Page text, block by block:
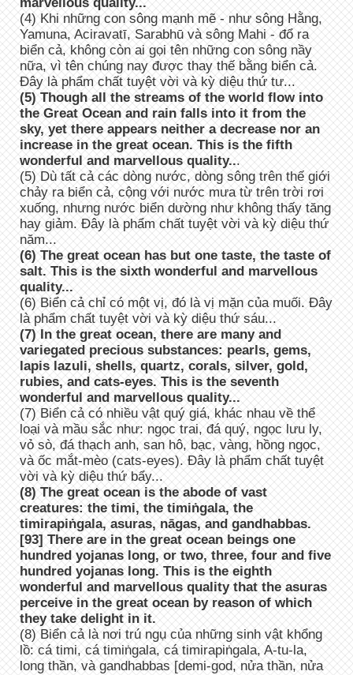
(4) Khi những con sông mạnh mẽ - như sông Hằng,
Yamuna, Aciravatī, Sarabhū và sông Mahi - đổ ra
biển cả, không còn ai gọi tên những con sông nầy
nữa, vì tên chúng nay được thay thế bằng biển cả.
Đây là phẩm chất tuyệt vời và kỳ diệu thứ tư...
(5) Though all the streams of the world flow into
the Great Ocean and rain falls into it from the
sky, yet there appears neither a decrease nor an
increase in the great ocean. This is the fifth
wonderful and marvellous quality...
(5) Dù tất cả các dòng nước, dòng sông trên thế giới
chảy ra biển cả, cộng với nước mưa từ trên trời rơi
xuống, nhưng nước biển dường như không thấy tăng
hay giảm. Đây là phẩm chất tuyệt vời và kỳ diệu thứ
năm...
(6) The great ocean has but one taste, the taste of
salt. This is the sixth wonderful and marvellous
quality...
(6) Biển cả chỉ có một vị, đó là vị mặn của muối. Đây
là phẩm chất tuyệt vời và kỳ diệu thứ sáu...
(7) In the great ocean, there are many and
variegated precious substances: pearls, gems,
lapis lazuli, shells, quartz, corals, silver, gold,
rubies, and cats-eyes. This is the seventh
wonderful and marvellous quality...
(7) Biển cả có nhiều vật quý giá, khác nhau về thể
loại và mầu sắc như: ngọc trai, đá quý, ngọc lưu ly,
vỏ sò, đá thạch anh, san hô, bạc, vàng, hồng ngọc,
và ốc mắt-mèo (cats-eyes). Đây là phẩm chất tuyệt
vời và kỳ diệu thứ bẩy...
(8) The great ocean is the abode of vast
creatures: the timi, the timiṅgala, the
timirapiṅgala, asuras, nāgas, and gandhabbas.
[93] There are in the great ocean beings one
hundred yojanas long, or two, three, four and five
hundred yojanas long. This is the eighth
wonderful and marvellous quality that the asuras
perceive in the great ocean by reason of which
they take delight in it.
(8) Biển cả là nơi trú ngụ của những sinh vật khổng
lồ: cá timi, cá timiṅgala, cá timirapiṅgala, A-tu-la,
long thần, và gandhabbas [demi-god, nửa thần, nửa